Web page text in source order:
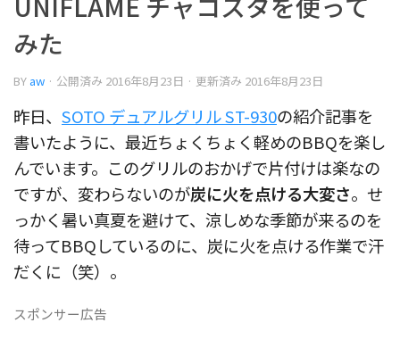
みた
BY aw · 公開済み 2016年8月23日 · 更新済み 2016年8月23日
昨日、 SOTO デュアルグリル ST-930の紹介記事を
書いたように、最近ちょくちょく軽めのBBQを楽し
んでいます。このグリルのおかげで片付けは楽なの
ですが、変わらないのが炭に火を点ける大変さ。せ
っかく暑い真夏を避けて、涼しめな季節が来るのを
待ってBBQしているのに、炭に火を点ける作業で汗
だくに（笑）。
スポンサー広告